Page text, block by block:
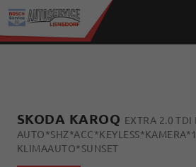
SKODA KAROQ EXTRA 2.0 TDI
KLIMAAUTO*SUNSET